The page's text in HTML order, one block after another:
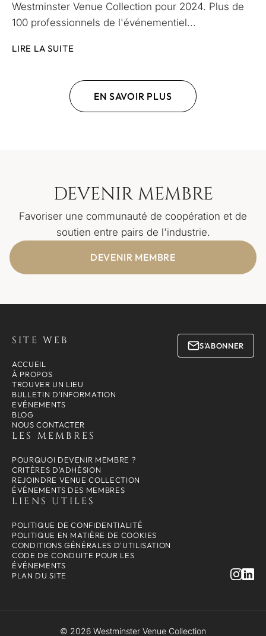
Westminster Venue Collection pour 2024. Plus de
100 professionnels de l'événementiel...
LIRE LA SUITE
EN SAVOIR PLUS
DEVENIR MEMBRE
Favoriser une communauté de coopération et de
soutien entre pairs de l'industrie.
DEVENIR MEMBRE
SITE WEB
ACCUEIL
À PROPOS
TROUVER UN LIEU
BULLETIN D'INFORMATION
EVÉNEMENTS
BLOG
NOUS CONTACTER
LES MEMBRES
POURQUOI DEVENIR MEMBRE ?
CRITÈRES D'ADHÉSION
REJOINDRE VENUE COLLECTION
ÉVÉNEMENTS DES MEMBRES
LIENS UTILES
POLITIQUE DE CONFIDENTIALITÉ
POLITIQUE EN MATIÈRE DE COOKIES
CONDITIONS GÉNÉRALES D'UTILISATION
CODE DE CONDUITE POUR LES
ÉVÉNEMENTS
PLAN DU SITE
S'ABONNER
© 2026 Westminster Venue Collection